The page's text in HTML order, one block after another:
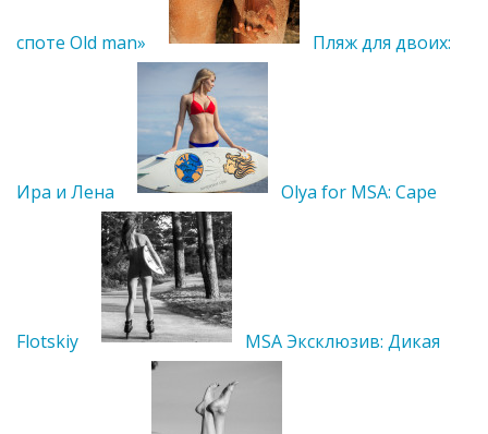
споте Old man» Пляж для двоих:
Ира и Лена Olya for MSA: Cape
Flotskiy MSA Эксклюзив: Дикая